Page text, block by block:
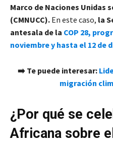
Marco de Naciones Unidas
(CMNUCC). En este caso, la
antesala de la COP 28,
noviembre y hasta el 12 de
➡️ Te puede interesar:
migración
¿Por qué se
Africana sobre